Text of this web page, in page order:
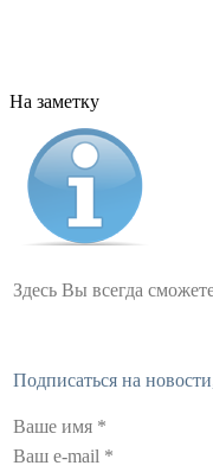
На заметку
Здесь Вы всегда
Подписаться на
Ваше имя *
Ваш e-mail *